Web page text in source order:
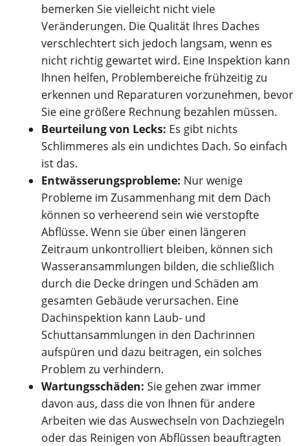
bemerken Sie vielleicht nicht viele
Veränderungen. Die Qualität Ihres Daches
verschlechtert sich jedoch langsam, wenn es
nicht richtig gewartet wird. Eine Inspektion kann
Ihnen helfen, Problembereiche frühzeitig zu
erkennen und Reparaturen vorzunehmen, bevor
Sie eine größere Rechnung bezahlen müssen.
Beurteilung von Lecks: Es gibt nichts
Schlimmeres als ein undichtes Dach. So einfach
ist das.
Entwässerungsprobleme: Nur wenige
Probleme im Zusammenhang mit dem Dach
können so verheerend sein wie verstopfte
Abflüsse. Wenn sie über einen längeren
Zeitraum unkontrolliert bleiben, können sich
Wasseransammlungen bilden, die schließlich
durch die Decke dringen und Schäden am
gesamten Gebäude verursachen. Eine
Dachinspektion kann Laub- und
Schuttansammlungen in den Dachrinnen
aufspüren und dazu beitragen, ein solches
Problem zu verhindern.
Wartungsschäden: Sie gehen zwar immer
davon aus, dass die von Ihnen für andere
Arbeiten wie das Auswechseln von Dachziegeln
oder das Reinigen von Abflüssen beauftragten